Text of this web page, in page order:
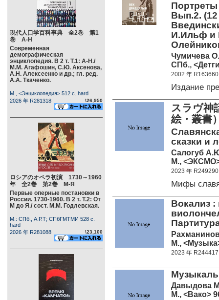
現代人口学百科事典 全2巻 第1
巻 А-Н
Современная
демографическая
энциклопедия. В 2 т. Т.1: А-Н./
М.М. Агафошин, С.Ю. Аксенова,
А.Н. Алексеенко и др.; гл. ред.
А.А. Ткаченко.
М., <Энциклопедия> 512 c. hard
2026 年 R281318
\26,950
ロシアのオペラ初演 1730～1960
年 全2巻 第2巻 М-Я
Первые оперные постановки в
России. 1730-1960. В 2 т. Т.2: От
М до Я./ сост. М.М. Годлевская.
М.: СПб., А.Р.Т; СПбГМТМИ 528 c.
hard
2026 年 R281088
\23,100
Портреты
Вып.2.
И.Ильф и
Чумичева О.
СПб.,
2002 年 R163660
Издание
スラヴ神
絵・叢書
сказки и
Салогуб
М.,
2023 年 R249290
Мифы
Вокализ :
М.,
2023 年 R244417
Давыдова
М., <Вако>